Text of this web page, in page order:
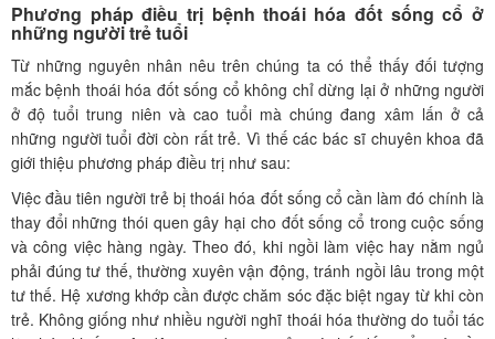
Phương pháp điều trị bệnh thoái hóa đốt sống cổ ở
những người trẻ tuổi
Từ những nguyên nhân nêu trên chúng ta có thể thấy đối tượng
mắc bệnh thoái hóa đốt sống cổ không chỉ dừng lại ở những người
ở độ tuổi trung niên và cao tuổi mà chúng đang xâm lấn ở cả
những người tuổi đời còn rất trẻ. Vì thế các bác sĩ chuyên khoa đã
giới thiệu phương pháp điều trị như sau:
Việc đầu tiên người trẻ bị thoái hóa đốt sống cổ cần làm đó chính là
thay đổi những thói quen gây hại cho đốt sống cổ trong cuộc sống
và công việc hàng ngày. Theo đó, khi ngồi làm việc hay nằm ngủ
phải đúng tư thế, thường xuyên vận động, tránh ngồi lâu trong một
tư thế. Hệ xương khớp cần được chăm sóc đặc biệt ngay từ khi còn
trẻ. Không giống như nhiều người nghĩ thoái hóa thường do tuổi tác